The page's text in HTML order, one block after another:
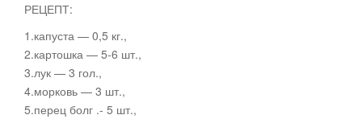
РЕЦЕПТ:
1.капуста — 0,5 кг.,
2.картошка — 5-6 шт.,
3.лук — 3 гол.,
4.морковь — 3 шт.,
5.перец болг .- 5 шт.,